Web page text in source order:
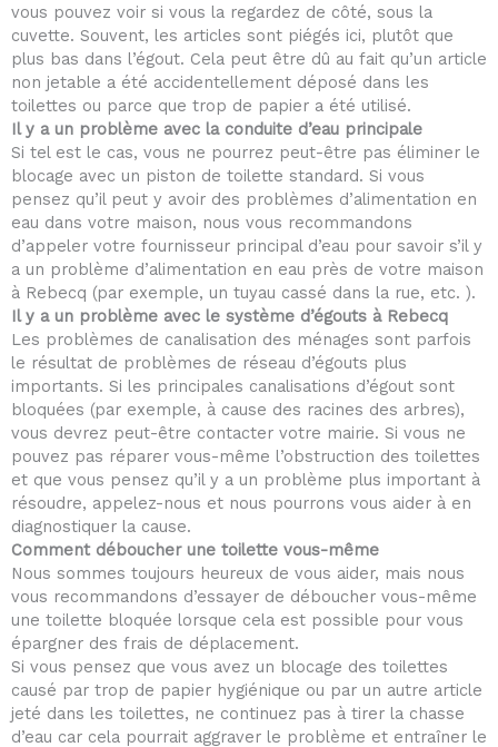
vous pouvez voir si vous la regardez de côté, sous la
cuvette. Souvent, les articles sont piégés ici, plutôt que
plus bas dans l’égout. Cela peut être dû au fait qu’un article
non jetable a été accidentellement déposé dans les
toilettes ou parce que trop de papier a été utilisé.
Il y a un problème avec la conduite d’eau principale
Si tel est le cas, vous ne pourrez peut-être pas éliminer le
blocage avec un piston de toilette standard. Si vous
pensez qu’il peut y avoir des problèmes d’alimentation en
eau dans votre maison, nous vous recommandons
d’appeler votre fournisseur principal d’eau pour savoir s’il y
a un problème d’alimentation en eau près de votre maison
à Rebecq (par exemple, un tuyau cassé dans la rue, etc. ).
Il y a un problème avec le système d’égouts à Rebecq
Les problèmes de canalisation des ménages sont parfois
le résultat de problèmes de réseau d’égouts plus
importants. Si les principales canalisations d’égout sont
bloquées (par exemple, à cause des racines des arbres),
vous devrez peut-être contacter votre mairie. Si vous ne
pouvez pas réparer vous-même l’obstruction des toilettes
et que vous pensez qu’il y a un problème plus important à
résoudre, appelez-nous et nous pourrons vous aider à en
diagnostiquer la cause.
Comment déboucher une toilette vous-même
Nous sommes toujours heureux de vous aider, mais nous
vous recommandons d’essayer de déboucher vous-même
une toilette bloquée lorsque cela est possible pour vous
épargner des frais de déplacement.
Si vous pensez que vous avez un blocage des toilettes
causé par trop de papier hygiénique ou par un autre article
jeté dans les toilettes, ne continuez pas à tirer la chasse
d’eau car cela pourrait aggraver le problème et entraîner le